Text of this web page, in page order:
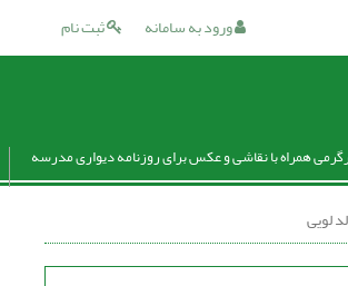
ثبت نام ورود به سامانه
همراه با نقاشی و عکس برای روزنامه دیواری مدرسه
لویی